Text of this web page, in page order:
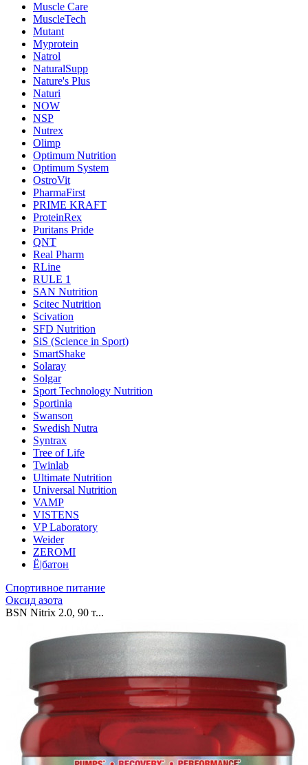
Muscle Care
MuscleTech
Mutant
Myprotein
Natrol
NaturalSupp
Nature's Plus
Naturi
NOW
NSP
Nutrex
Olimp
Optimum Nutrition
Optimum System
OstroVit
PharmaFirst
PRIME KRAFT
ProteinRex
Puritans Pride
QNT
Real Pharm
RLine
RULE 1
SAN Nutrition
Scitec Nutrition
Scivation
SFD Nutrition
SiS (Science in Sport)
SmartShake
Solaray
Solgar
Sport Technology Nutrition
Sportinia
Swanson
Swedish Nutra
Syntrax
Tree of Life
Twinlab
Ultimate Nutrition
Universal Nutrition
VAMP
VISTENS
VP Laboratory
Weider
ZEROMI
Ё|батон
Спортивное питание
Оксид азота
BSN Nitrix 2.0, 90 т...